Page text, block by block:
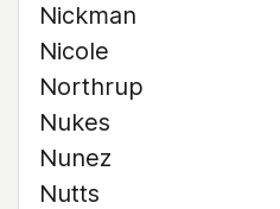
Nickman
Nicole
Northrup
Nukes
Nunez
Nutts